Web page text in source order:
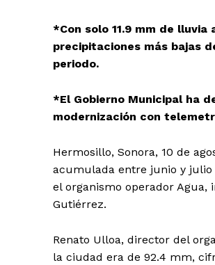
*Con solo 11.9 mm de
precipitaciones más bajas
periodo.
*El Gobierno Municipal ha
modernización con
Hermosillo, Sonora, 10 de
acumulada entre junio y julio
el organismo operador Agua,
Gutiérrez.
Renato Ulloa, director del
la ciudad era de 92.4 mm,